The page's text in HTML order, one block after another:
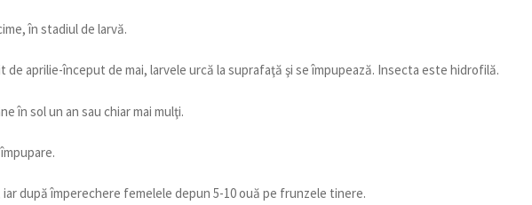
în stadiul de larvă.
de aprilie-început de mai, larvele urcă la suprafaţă şi se împupează. Insecta este hidrofilă.
în sol un an sau chiar mai mulţi.
după împerechere femelele depun 5-10 ouă pe frunzele tinere.